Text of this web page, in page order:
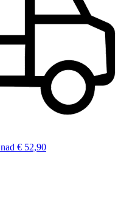
nad € 52,90